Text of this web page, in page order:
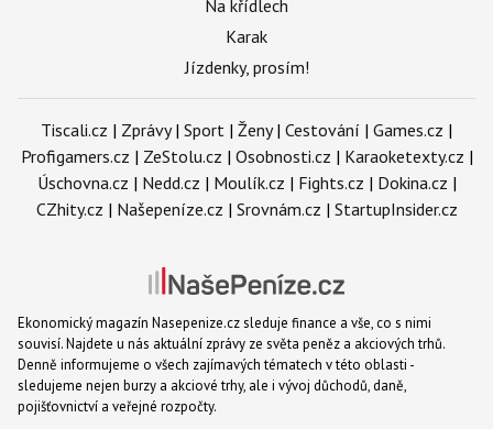
Na křídlech
Karak
Jízdenky, prosím!
Tiscali.cz | Zprávy| Sport | Ženy| Cestování | Games.cz |
Profigamers.cz | ZeStolu.cz | Osobnosti.cz | Karaoketexty.cz |
Úschovna.cz | Nedd.cz | Moulík.cz | Fights.cz | Dokina.cz |
CZhity.cz | Našepeníze.cz | Srovnám.cz | StartupInsider.cz
Ekonomický magazín Nasepenize.cz sleduje finance a vše, co s nimi
souvisí. Najdete u nás aktuální zprávy ze světa peněz a akciových trhů.
Denně informujeme o všech zajímavých tématech v této oblasti -
sledujeme nejen burzy a akciové trhy, ale i vývoj důchodů, daně,
pojišťovnictví a veřejné rozpočty.